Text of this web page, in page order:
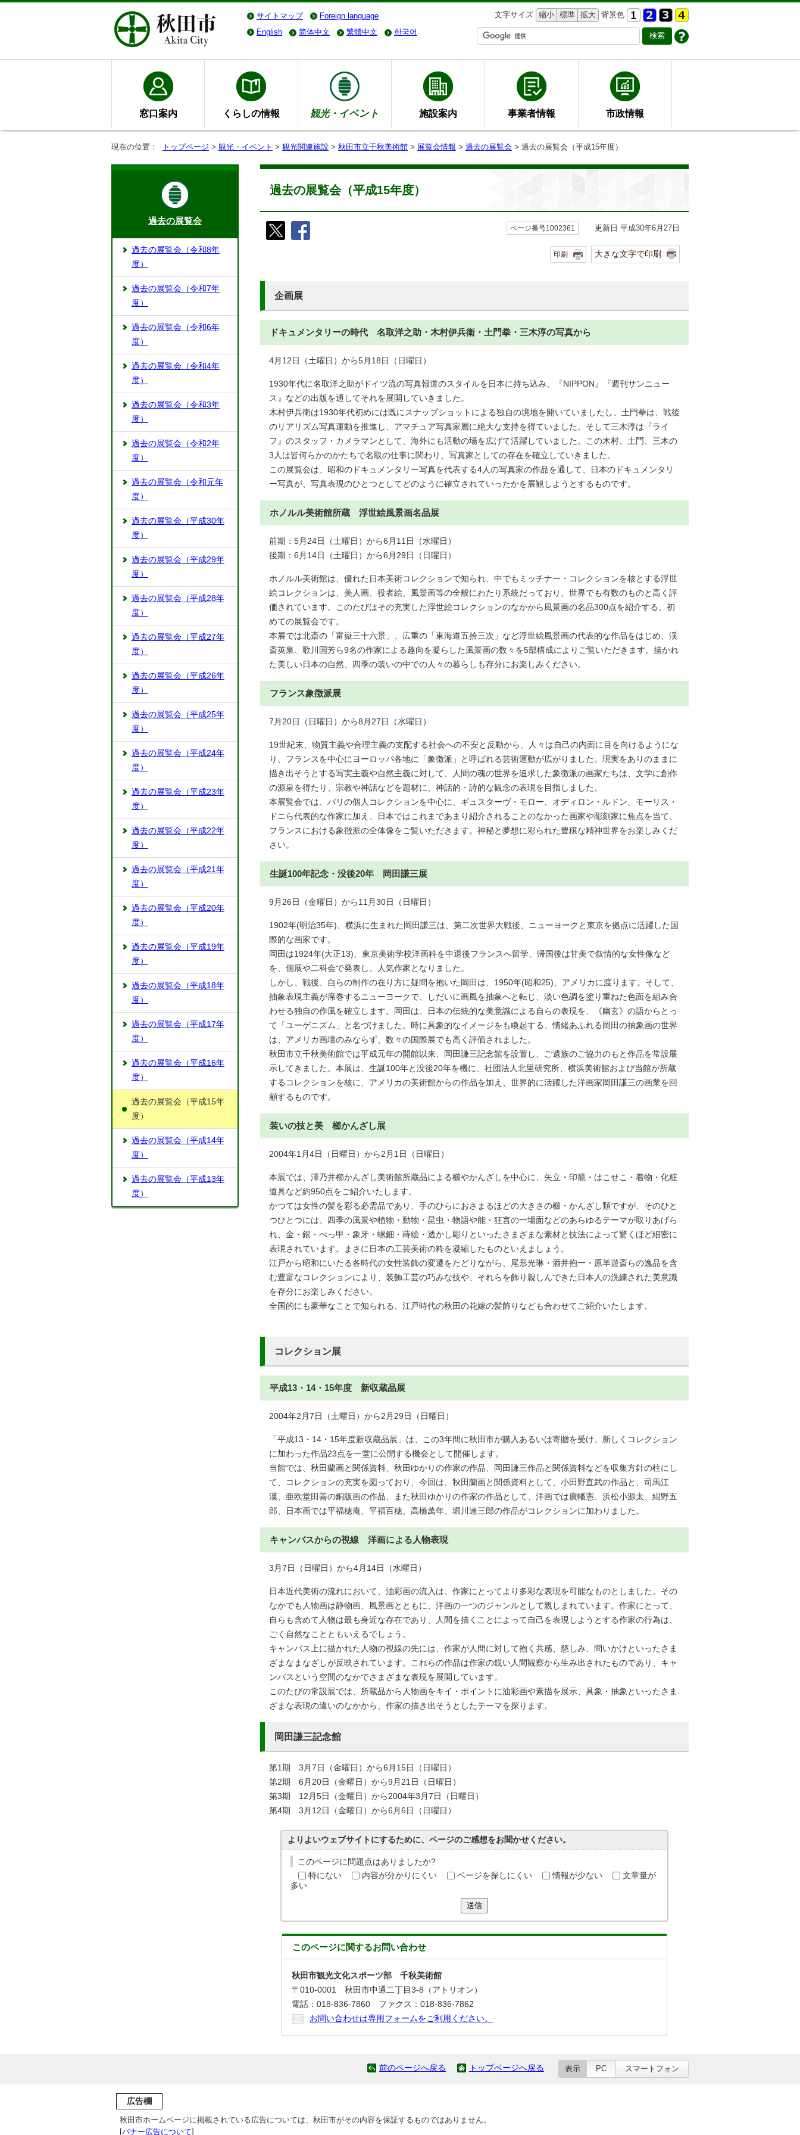
サイトマップ Foreign language 文字サイズ 縮小 標準 拡大 背景色
English
简体中文 繁體中文 한국어
窓口案内 くらしの情報 観光・イベント 施設案内 事業者情報 市政情報
現在の位置： トップページ > 観光・イベント > 観光関連施設 > 秋田市立千秋美術館 > 展覧会情報 > 過去の展覧会 > 過去の展覧会（平成15年度）
過去の展覧会（平成15年度）
ページ番号1002361 更新日 平成30年6月27日
印刷 大きな文字で印刷
企画展
ドキュメンタリーの時代 名取洋之助・木村伊兵衛・土門拳・三木淳の写真から
4月12日（土曜日）から5月18日（日曜日）
1930年代に名取洋之助がドイツ流の写真報道のスタイルを日本に持ち込み、『NIPPON』『週刊サンニュー
ス』などの出版を通してそれを展開していきました。
木村伊兵衛は1930年代初めには既にスナップショットによる独自の境地を開いていましたし、土門拳は、戦後
のリアリズム写真運動を推進し、アマチュア写真家層に絶大な支持を得ていました。そして三木淳は『ライ
フ』のスタッフ・カメラマンとして、海外にも活動の場を広げて活躍していました。この木村、土門、三木の
3人は皆何らかのかたちで名取の仕事に関わり、写真家としての存在を確立していきました。
この展覧会は、昭和のドキュメンタリー写真を代表する4人の写真家の作品を通して、日本のドキュメンタリ
ー写真が、写真表現のひとつとしてどのように確立されていったかを展観しようとするものです。
ホノルル美術館所蔵 浮世絵風景画名品展
前期：5月24日（土曜日）から6月11日（水曜日）
後期：6月14日（土曜日）から6月29日（日曜日）
ホノルル美術館は、優れた日本美術コレクションで知られ、中でもミッチナー・コレクションを核とする浮世
絵コレクションは、美人画、役者絵、風景画等の全般にわたり系統だっており、世界でも有数のものと高く評
価されています。このたびはその充実した浮世絵コレクションのなかから風景画の名品300点を紹介する、初
めての展覧会です。
本展では北斎の「富嶽三十六景」、広重の「東海道五拾三次」など浮世絵風景画の代表的な作品をはじめ、渓
斎英泉、歌川国芳ら9名の作家による趣向を凝らした風景画の数々を5部構成によりご覧いただきます。描かれ
た美しい日本の自然、四季の装いの中での人々の暮らしも存分にお楽しみください。
フランス象徴派展
7月20日（日曜日）から8月27日（水曜日）
19世紀末、物質主義や合理主義の支配する社会への不安と反動から、人々は自己の内面に目を向けるようにな
り、フランスを中心にヨーロッパ各地に「象徴派」と呼ばれる芸術運動が広がりました。現実をありのままに
描き出そうとする写実主義や自然主義に対して、人間の魂の世界を追求した象徴派の画家たちは、文学に創作
の源泉を得たり、宗教や神話などを題材に、神話的・詩的な観念の表現を目指しました。
本展覧会では、パリの個人コレクションを中心に、ギュスターヴ・モロー、オディロン・ルドン、モーリス・
ドニら代表的な作家に加え、日本ではこれまであまり紹介されることのなかった画家や彫刻家に焦点を当て、
フランスにおける象徴派の全体像をご覧いただきます。神秘と夢想に彩られた豊穣な精神世界をお楽しみくだ
さい。
生誕100年記念・没後20年 岡田謙三展
9月26日（金曜日）から11月30日（日曜日）
1902年(明治35年)、横浜に生まれた岡田謙三は、第二次世界大戦後、ニューヨークと東京を拠点に活躍した国
際的な画家です。
岡田は1924年(大正13)、東京美術学校洋画科を中退後フランスへ留学、帰国後は甘美で叙情的な女性像など
を、個展や二科会で発表し、人気作家となりました。
しかし、戦後、自らの制作の在り方に疑問を抱いた岡田は、1950年(昭和25)、アメリカに渡ります。そして、
抽象表現主義が席巻するニューヨークで、しだいに画風を抽象へと転じ、淡い色調を塗り重ねた色面を組み合
わせる独自の作風を確立します。岡田は、日本の伝統的な美意識による自らの表現を、《幽玄》の語からとっ
て「ユーゲニズム」と名づけました。時に具象的なイメージをも喚起する、情緒あふれる岡田の抽象画の世界
は、アメリカ画壇のみならず、数々の国際展でも高く評価されました。
秋田市立千秋美術館では平成元年の開館以来、岡田謙三記念館を設置し、ご遺族のご協力のもと作品を常設展
示してきました。本展は、生誕100年と没後20年を機に、社団法人北里研究所、横浜美術館および当館が所蔵
するコレクションを核に、アメリカの美術館からの作品を加え、世界的に活躍した洋画家岡田謙三の画業を回
顧するものです。
装いの技と美 櫛かんざし展
2004年1月4日（日曜日）から2月1日（日曜日）
本展では、澤乃井櫛かんざし美術館所蔵品による櫛やかんざしを中心に、矢立・印籠・はこせこ・着物・化粧
道具など約950点をご紹介いたします。
かつては女性の髪を彩る必需品であり、手のひらにおさまるほどの大きさの櫛・かんざし類ですが、そのひと
つひとつには、四季の風景や植物・動物・昆虫・物語や能・狂言の一場面などのあらゆるテーマが取りあげら
れ、金・銀・べっ甲・象牙・螺鈿・蒔絵・透かし彫りといったさまざまな素材と技法によって驚くほど細密に
表現されています。まさに日本の工芸美術の粋を凝縮したものといえましょう。
江戸から昭和にいたる各時代の女性装飾の変遷をたどりながら、尾形光琳・酒井抱一・原羊遊斎らの逸品を含
む豊富なコレクションにより、装飾工芸の巧みな技や、それらを飾り親しんできた日本人の洗練された美意識
を存分にお楽しみください。
全国的にも豪華なことで知られる、江戸時代の秋田の花嫁の髪飾りなども合わせてご紹介いたします。
コレクション展
平成13・14・15年度 新収蔵品展
2004年2月7日（土曜日）から2月29日（日曜日）
「平成13・14・15年度新収蔵品展」は、この3年間に秋田市が購入あるいは寄贈を受け、新しくコレクション
に加わった作品23点を一堂に公開する機会として開催します。
当館では、秋田蘭画と関係資料、秋田ゆかりの作家の作品、岡田謙三作品と関係資料などを収集方針の柱にし
て、コレクションの充実を図っており、今回は、秋田蘭画と関係資料として、小田野直武の作品と、司馬江
漢、亜欧堂田善の銅版画の作品、また秋田ゆかりの作家の作品として、洋画では廣幡憲、浜松小源太、紺野五
郎、日本画では平福穂庵、平福百穂、高橋萬年、堀川達三郎の作品がコレクションに加わりました。
キャンバスからの視線 洋画による人物表現
3月7日（日曜日）から4月14日（水曜日）
日本近代美術の流れにおいて、油彩画の流入は、作家にとってより多彩な表現を可能なものとしました。その
なかでも人物画は静物画、風景画とともに、洋画の一つのジャンルとして親しまれています。作家にとって、
自らも含めて人物は最も身近な存在であり、人間を描くことによって自己を表現しようとする作家の行為は、
ごく自然なことともいえるでしょう。
キャンバス上に描かれた人物の視線の先には、作家が人間に対して抱く共感、慈しみ、問いかけといったさま
ざまなまなざしが反映されています。これらの作品は作家の鋭い人間観察から生み出されたものであり、キャ
ンバスという空間のなかでさまざまな表現を展開しています。
このたびの常設展では、所蔵品から人物画をキイ・ポイントに油彩画や素描を展示、具象・抽象といったさま
ざまな表現の違いのなかから、作家の描き出そうとしたテーマを探ります。
岡田謙三記念館
第1期 3月7日（金曜日）から6月15日（日曜日）
第2期 6月20日（金曜日）から9月21日（日曜日）
第3期 12月5日（金曜日）から2004年3月7日（日曜日）
第4期 3月12日（金曜日）から6月6日（日曜日）
よりよいウェブサイトにするために、ページのご感想をお聞かせください。
このページに問題点はありましたか?
特にない
内容が分かりにくい ページを探しにくい 情報が少ない
文章量が
多い
送信
このページに関するお問い合わせ
秋田市観光文化スポーツ部 千秋美術館
〒010-0001 秋田市中通二丁目3-8（アトリオン）
電話：018-836-7860 ファクス：018-836-7862
お問い合わせは専用フォームをご利用ください。
過去の展覧会
過去の展覧会（令和8年
度）
過去の展覧会（令和7年
度）
過去の展覧会（令和6年
度）
過去の展覧会（令和4年
度）
過去の展覧会（令和3年
度）
過去の展覧会（令和2年
度）
過去の展覧会（令和元年
度）
過去の展覧会（平成30年
度）
過去の展覧会（平成29年
度）
過去の展覧会（平成28年
度）
過去の展覧会（平成27年
度）
過去の展覧会（平成26年
度）
過去の展覧会（平成25年
度）
過去の展覧会（平成24年
度）
過去の展覧会（平成23年
度）
過去の展覧会（平成22年
度）
過去の展覧会（平成21年
度）
過去の展覧会（平成20年
度）
過去の展覧会（平成19年
度）
過去の展覧会（平成18年
度）
過去の展覧会（平成17年
度）
過去の展覧会（平成16年
度）
過去の展覧会（平成15年
度）
過去の展覧会（平成14年
度）
過去の展覧会（平成13年
度）
前のページへ戻る トップページへ戻る 表示 PC スマートフォン
広告欄
秋田市ホームページに掲載されている広告については、秋田市がその内容を保証するものではありません。
[バナー広告について]